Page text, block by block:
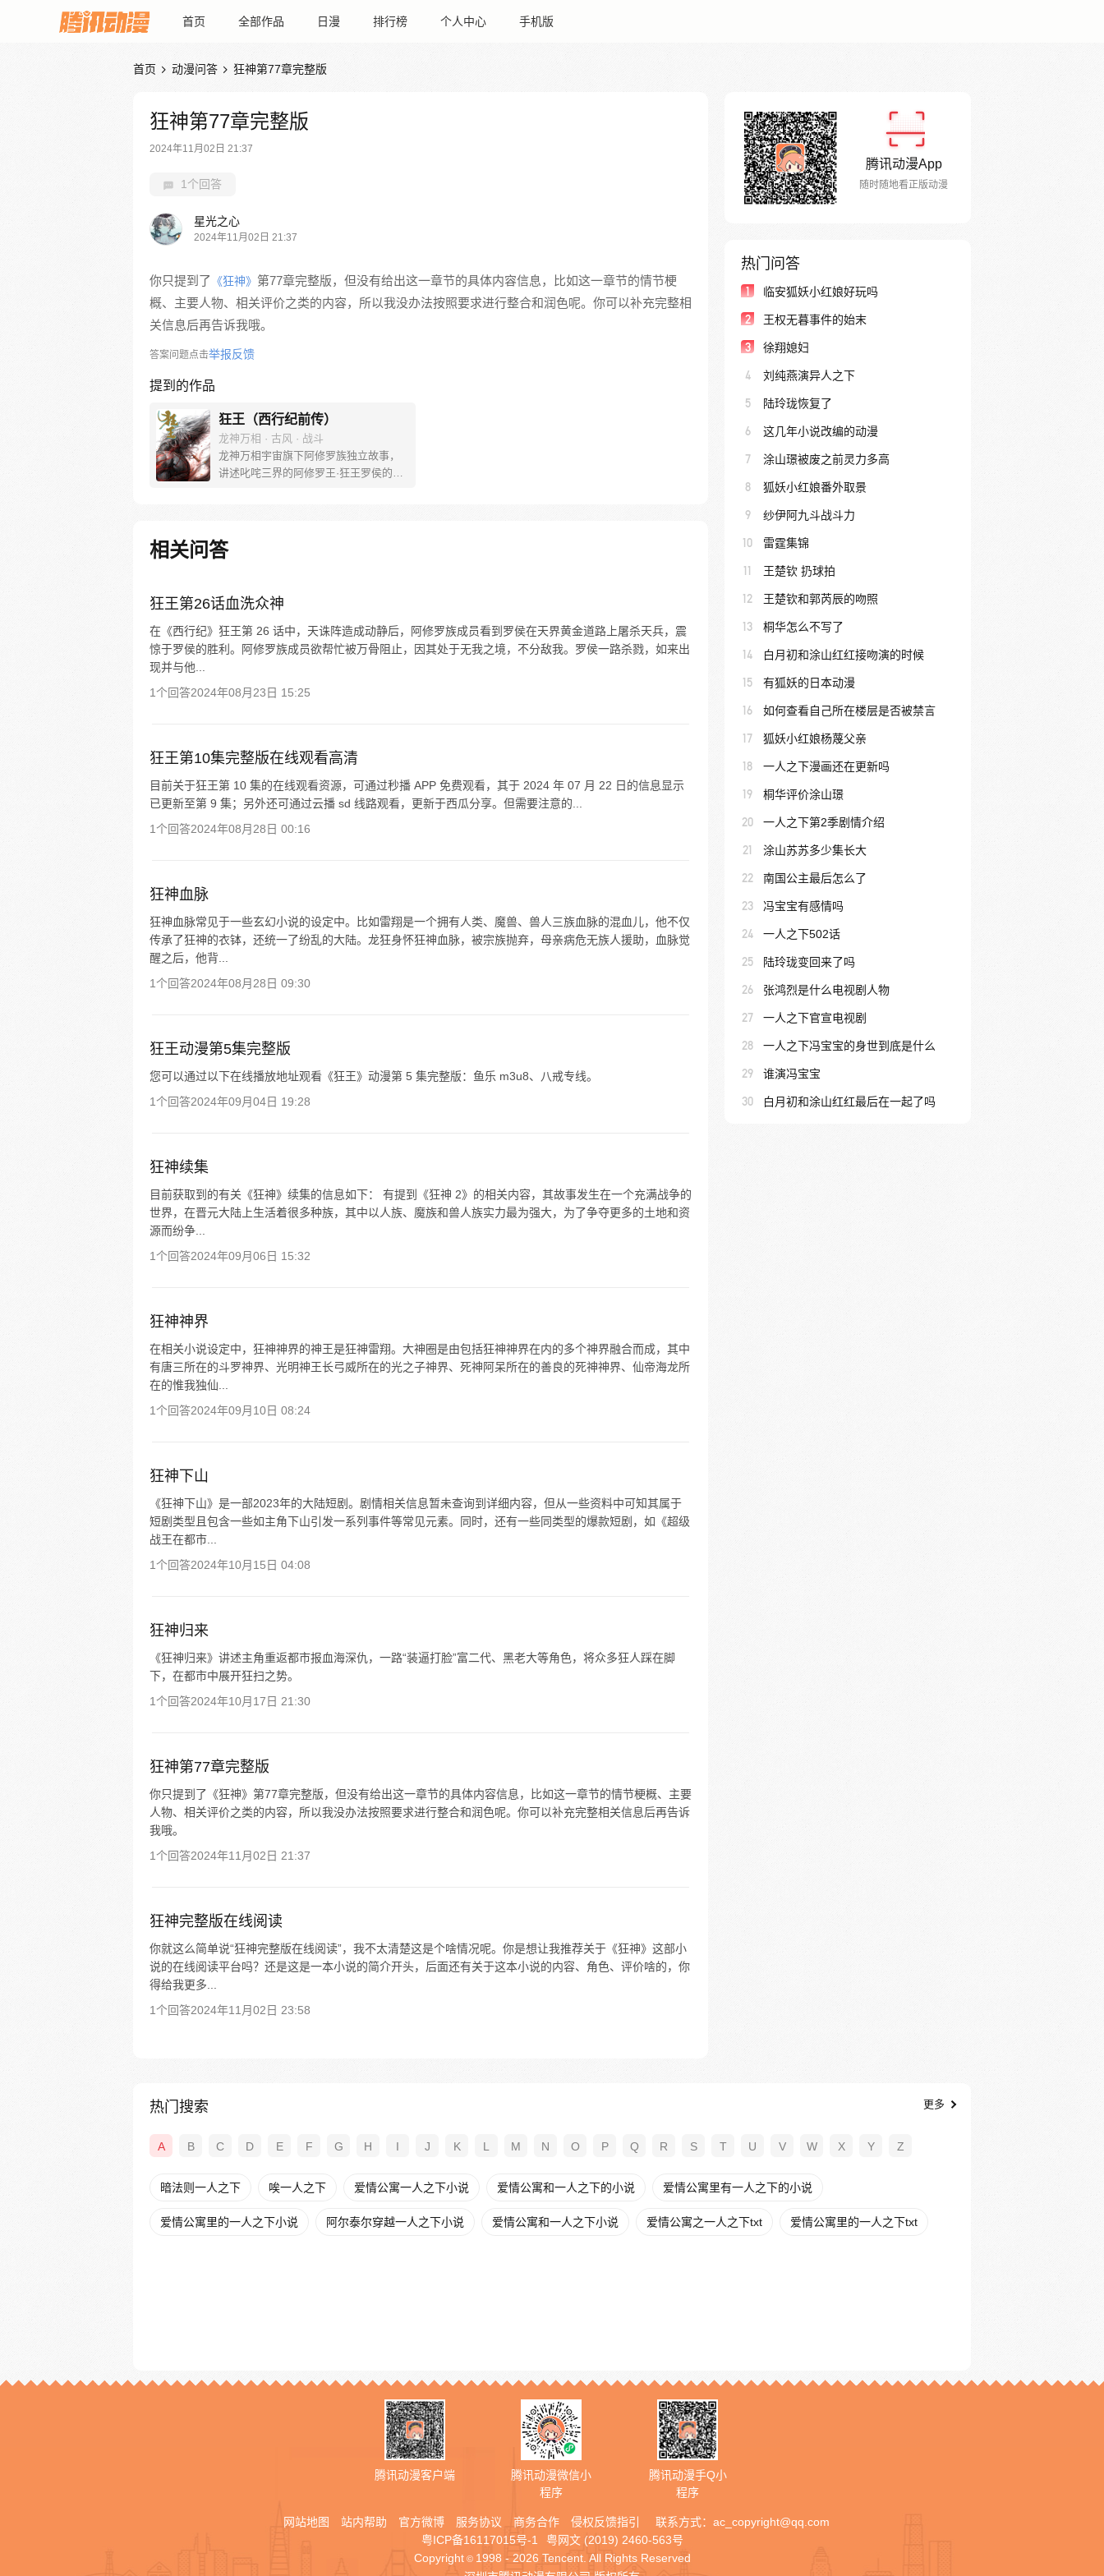
首页 全部作品 日漫 排行榜 个人中心 手机版
首页  动漫问答  狂神第77章完整版
狂神第77章完整版
2024年11月02日 21:37
1个回答
星光之心
2024年11月02日 21:37
你只提到了 《狂神》 第77章完整版，但没有给出这一章节的具体内容信息，比如这一章节的情节梗
概、主要人物、相关评价之类的内容，所以我没办法按照要求进行整合和润色呢。你可以补充完整相
关信息后再告诉我哦。
答案问题点击举报反馈
提到的作品
狂王（西行纪前传）
龙神万相 · 古风 · 战斗
龙神万相宇宙旗下阿修罗族独立故事，
讲述叱咤三界的阿修罗王·狂王罗侯的称
亡与重生，蜕变的少年有鱼最终背负挚
友的信念成为阿修罗王—狂王，更名罗
发，少年新王能否担起重任
相关问答
狂王第26话血洗众神
在《西行纪》狂王第 26 话中，天诛阵造成动静后，阿修罗族成员看到罗侯在天界黄金道路上屠杀天兵，震
惊于罗侯的胜利。阿修罗族成员欲帮忙被万骨阻止，因其处于无我之境，不分敌我。罗侯一路杀戮，如来出
现并与他...
1个回答2024年08月23日 15:25
狂王第10集完整版在线观看高清
目前关于狂王第 10 集的在线观看资源，可通过秒播 APP 免费观看，其于 2024 年 07 月 22 日的信息显示
已更新至第 9 集；另外还可通过云播 sd 线路观看，更新于西瓜分享。但需要注意的...
1个回答2024年08月28日 00:16
狂神血脉
狂神血脉常见于一些玄幻小说的设定中。比如雷翔是一个拥有人类、魔兽、兽人三族血脉的混血儿，他不仅
传承了狂神的衣钵，还统一了纷乱的大陆。龙狂身怀狂神血脉，被宗族抛弃，母亲病危无族人援助，血脉觉
醒之后，他背...
1个回答2024年08月28日 09:30
狂王动漫第5集完整版
您可以通过以下在线播放地址观看《狂王》动漫第 5 集完整版：鱼乐 m3u8、八戒专线。
1个回答2024年09月04日 19:28
狂神续集
目前获取到的有关《狂神》续集的信息如下： 有提到《狂神 2》的相关内容，其故事发生在一个充满战争的
世界，在晋元大陆上生活着很多种族，其中以人族、魔族和兽人族实力最为强大，为了争夺更多的土地和资
源而纷争...
1个回答2024年09月06日 15:32
狂神神界
在相关小说设定中，狂神神界的神王是狂神雷翔。大神圈是由包括狂神神界在内的多个神界融合而成，其中
有唐三所在的斗罗神界、光明神王长弓威所在的光之子神界、死神阿呆所在的善良的死神神界、仙帝海龙所
在的惟我独仙...
1个回答2024年09月10日 08:24
狂神下山
《狂神下山》是一部2023年的大陆短剧。剧情相关信息暂未查询到详细内容，但从一些资料中可知其属于
短剧类型且包含一些如主角下山引发一系列事件等常见元素。同时，还有一些同类型的爆款短剧，如《超级
战王在都市...
1个回答2024年10月15日 04:08
狂神归来
《狂神归来》讲述主角重返都市报血海深仇，一路“装逼打脸”富二代、黑老大等角色，将众多狂人踩在脚
下，在都市中展开狂扫之势。
1个回答2024年10月17日 21:30
狂神第77章完整版
你只提到了《狂神》第77章完整版，但没有给出这一章节的具体内容信息，比如这一章节的情节梗概、主要
人物、相关评价之类的内容，所以我没办法按照要求进行整合和润色呢。你可以补充完整相关信息后再告诉
我哦。
1个回答2024年11月02日 21:37
狂神完整版在线阅读
你就这么简单说“狂神完整版在线阅读”，我不太清楚这是个啥情况呢。你是想让我推荐关于《狂神》这部小
说的在线阅读平台吗？还是这是一本小说的简介开头，后面还有关于这本小说的内容、角色、评价啥的，你
得给我更多...
1个回答2024年11月02日 23:58
腾讯动漫App
随时随地看正版动漫
热门问答
1 临安狐妖小红娘好玩吗
2 王权无暮事件的始末
3 徐翔媳妇
4 刘纯燕演异人之下
5 陆玲珑恢复了
6 这几年小说改编的动漫
7 涂山璟被废之前灵力多高
8 狐妖小红娘番外取景
9 纱伊阿九斗战斗力
10 雷霆集锦
11 王楚钦 扔球拍
12 王楚钦和郭芮辰的吻照
13 桐华怎么不写了
14 白月初和涂山红红接吻演的时候
15 有狐妖的日本动漫
16 如何查看自己所在楼层是否被禁言
17 狐妖小红娘杨蔑父亲
18 一人之下漫画还在更新吗
19 桐华评价涂山璟
20 一人之下第2季剧情介绍
21 涂山苏苏多少集长大
22 南国公主最后怎么了
23 冯宝宝有感情吗
24 一人之下502话
25 陆玲珑变回来了吗
26 张鸿烈是什么电视剧人物
27 一人之下官宣电视剧
28 一人之下冯宝宝的身世到底是什么
29 谁演冯宝宝
30 白月初和涂山红红最后在一起了吗
热门搜索 更多
A B C D E F G H I J K L M N O P Q R S T U V W X Y Z
暗法则一人之下 唉一人之下 爱情公寓一人之下小说 爱情公寓和一人之下的小说 爱情公寓里有一人之下的小说
爱情公寓里的一人之下小说 阿尔泰尔穿越一人之下小说 爱情公寓和一人之下小说 爱情公寓之一人之下txt 爱情公寓里的一人之下txt
腾讯动漫客户端
腾讯动漫微信小
程序
腾讯动漫手Q小
程序
网站地图 站内帮助 官方微博 服务协议 商务合作 侵权反馈指引 联系方式： ac_copyright@qq.com
粤ICP备16117015号-1
粤网文 (2019) 2460-563号
Copyright © 1998 - 2026 Tencent. All Rights Reserved